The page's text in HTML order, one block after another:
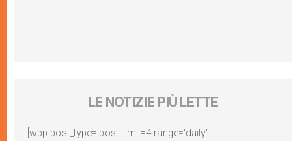
LE NOTIZIE PIÙ LETTE
[wpp post_type='post' limit=4 range='daily'